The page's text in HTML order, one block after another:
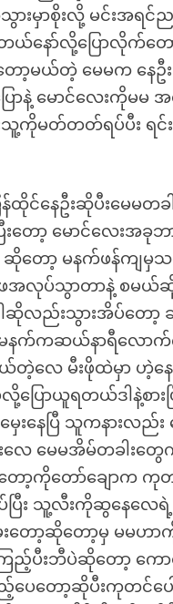
ားမှာစိုးလို့ မင်းအရင်
နော်လို့ပြောလိုက်တေ
းတော့မယ်တဲ့ မေမက နေ
ာနဲ့ မောင်လေးကိုမမ
သူ့ကိုမတ်တတ်ရပ်ပီး ရင်း
န်ထိုင်နေဦးဆိုပီးမေမတ
တော့ မောင်လေးအခုဘ
ဆိုတော့ မနက်ဖန်ကျမှ
လုပ်သွာတာနဲ့ စမယ်ဆိုပ
ဆိုလည်းသွားအိပ်တော့
နက်ကဆယ်နာရီလောက်
တဲ့လေ မီးဖိုထဲမှာ ဟဲ့နေဦ
ြောယူရတယ်ဒါနဲ့စား
မှေးနေပြီ သူကနားလ
ေ မေမအိမ်တခါးတွ
ော့ကိုတော်ချောက ကုတ
ြီး သူ့လီးကိုဆွနေလေ
းတော့ဆိုတော့မှ မမဟ
းဘီပဲဆိုတော့ ကောင်း
ပေတော့ဆိုပီးကုတင်ပ